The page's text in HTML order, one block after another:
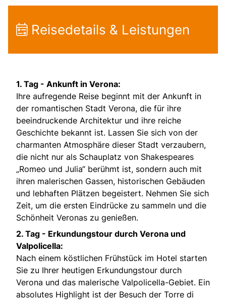
Reisedetails & Leistungen
1. Tag - Ankunft in Verona:
Ihre aufregende Reise beginnt mit der Ankunft in
der romantischen Stadt Verona, die für ihre
beeindruckende Architektur und ihre reiche
Geschichte bekannt ist. Lassen Sie sich von der
charmanten Atmosphäre dieser Stadt verzaubern,
die nicht nur als Schauplatz von Shakespeares
„Romeo und Julia“ berühmt ist, sondern auch mit
ihren malerischen Gassen, historischen Gebäuden
und lebhaften Plätzen begeistert. Nehmen Sie sich
Zeit, um die ersten Eindrücke zu sammeln und die
Schönheit Veronas zu genießen.
2. Tag - Erkundungstour durch Verona und
Valpolicella:
Nach einem köstlichen Frühstück im Hotel starten
Sie zu Ihrer heutigen Erkundungstour durch
Verona und das malerische Valpolicella-Gebiet. Ein
absolutes Highlight ist der Besuch der Torre di